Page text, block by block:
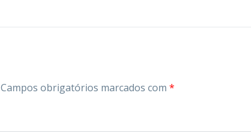
Campos obrigatórios marcados com *